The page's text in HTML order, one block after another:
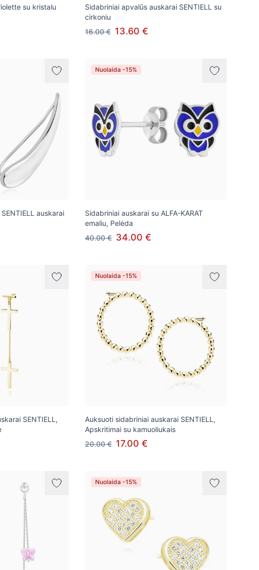
su kristalu
Sidabriniai apvalūs auskarai SENTIELL su
cirkoniu
16.00 € 13.60 €
auskarai
Nuolaida -15%
Sidabriniai auskarai su ALFA-KARAT
emaliu, Pelėda
40.00 € 34.00 €
SENTIELL,
Nuolaida -15%
Auksuoti sidabriniai auskarai SENTIELL,
Apskritimai su kamuoliukais
20.00 € 17.00 €
Nuolaida -15%